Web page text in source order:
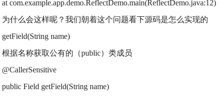
at com.example.app.demo.ReflectDemo.main(ReflectDemo.java:12)
为什么会这样呢？我们朝着这个问题看下源码是怎么实现的
getField(String name)
根据名称获取公有的（public）类成员
@CallerSensitive
public Field getField(String name)